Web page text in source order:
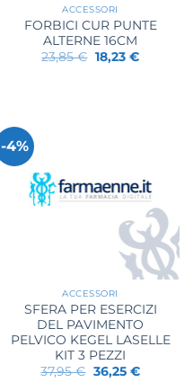
ACCESSORI
FORBICI CUR PUNTE
ALTERNE 16CM
23,85€ Il
prezzo
18,23 €Il
-4%
ACCESSORI
SFERA PER ESERCIZI
DEL PAVIMENTO
PELVICO KEGEL LASELLE
KIT 3 PEZZI
37,95€ Il
prezzo
36,25 €Il